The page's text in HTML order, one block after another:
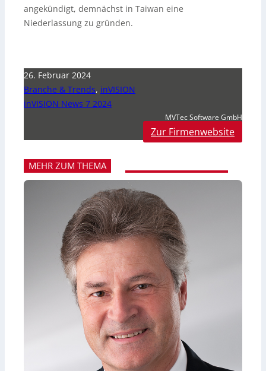
angekündigt, demnächst in Taiwan eine
Niederlassung zu gründen.
26. Februar 2024
Branche & Trends, inVISION
inVISION News 7 2024
MVTec Software GmbH
Zur Firmenwebsite
MEHR ZUM THEMA